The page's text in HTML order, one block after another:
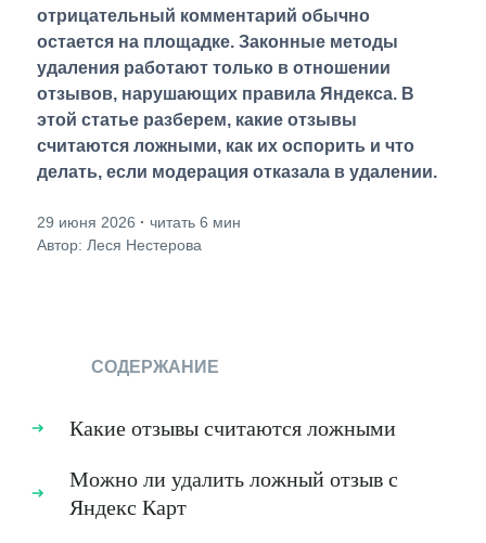
отрицательный комментарий обычно
остается на площадке. Законные методы
удаления работают только в отношении
отзывов, нарушающих правила Яндекса. В
этой статье разберем, какие отзывы
считаются ложными, как их оспорить и что
делать, если модерация отказала в удалении.
29 июня 2026 · читать 6 мин
Автор: Леся Нестерова
СОДЕРЖАНИЕ
Какие отзывы считаются ложными
Можно ли удалить ложный отзыв с
Яндекс Карт